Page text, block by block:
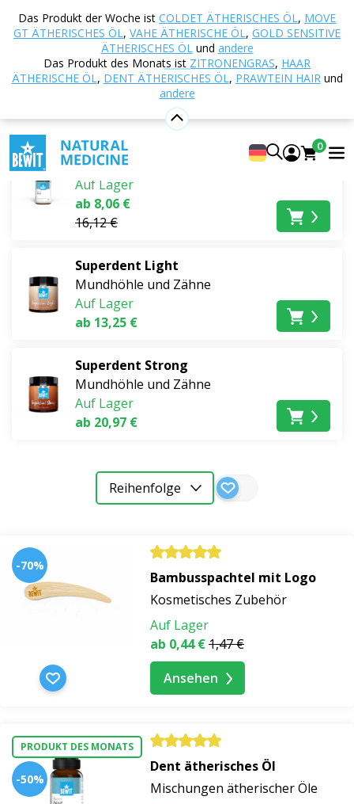
Das Produkt der Woche ist COLDET ÄTHERISCHES ÖL, MOVE
GT ÄTHERISCHES ÖL, VAHE ÄTHERISCHE ÖL, GOLD SENSITIVE
ÄTHERISCHES ÖLund andere
Das Produkt des Monats ist ZITRONENGRAS, HAAR
ÄTHERISCHE ÖL, DENT ÄTHERISCHES ÖL, PRAWTEIN HAIRund
andere
0
Startseite E-shop Naturkosmetik
Mundhöhle
und Zähne
Mundhöhle und Zähne
Dent ätherisches Öl
Mischungen ätherischer Öle
Auf Lager
ab 8,06 €
16,12 €
Superdent Light
Mundhöhle und Zähne
Auf Lager
ab 13,25 €
Superdent Strong
Mundhöhle und Zähne
Auf Lager
ab 20,97 €
Reihenfolge
-70%
Bambusspachtel mit Logo
Kosmetisches Zubehör
Auf Lager
ab 0,44 €1,47 €
Ansehen
PRODUKT DES MONATS
-50%
Dent ätherisches Öl
Mischungen ätherischer Öle